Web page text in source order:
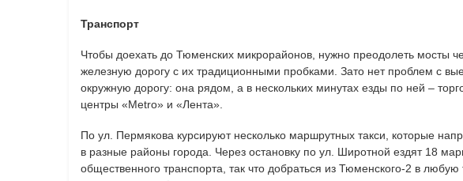
Транспорт
Чтобы доехать до Тюменских микрорайонов, нужно преодолеть мосты
железную дорогу с их традиционными пробками. Зато нет проблем с
окружную дорогу: она рядом, а в нескольких минутах езды по ней –
центры «Metro» и «Лента».
По ул. Пермякова курсируют несколько маршрутных такси, которые
в разные районы города. Через остановку по ул. Широтной ездят 18
общественного транспорта, так что добраться из Тюменского-2 в любую